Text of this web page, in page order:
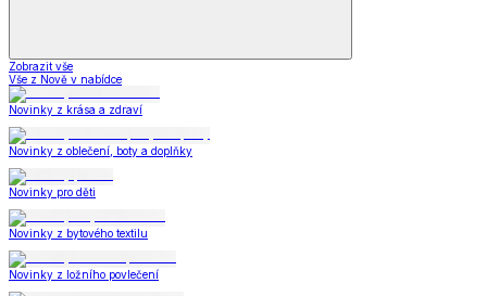
Zobrazit vše
Vše z Nově v nabídce
Novinky z krása a zdraví
Novinky z oblečení, boty a doplňky
Novinky pro děti
Novinky z bytového textilu
Novinky z ložního povlečení